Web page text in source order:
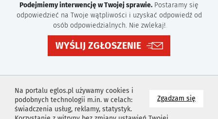
Zgadzam się
Na portalu eglos.pl używamy cookies i
podobnych technologii m.in. w celach:
świadczenia usług, reklamy, statystyk.
Podejmiemy interwencję w Twojej sprawie. Postaramy się
odpowiedzieć na Twoje wątpliwości i uzyskać odpowiedź od
osób odpowiedzialnych. Nie zwlekaj!
WYŚLIJ ZGŁOSZENIE